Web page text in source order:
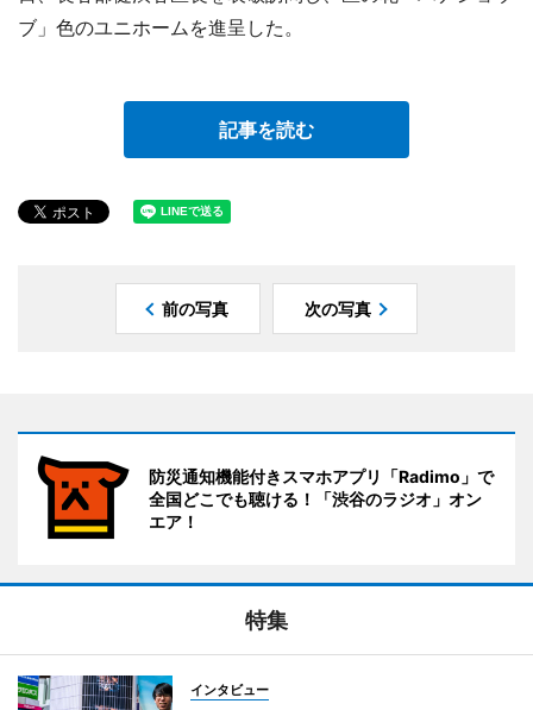
ブ」色のユニホームを進呈した。
記事を読む
前の写真 次の写真
防災通知機能付きスマホアプリ「Radimo」で
全国どこでも聴ける！「渋谷のラジオ」オン
エア！
特集
インタビュー